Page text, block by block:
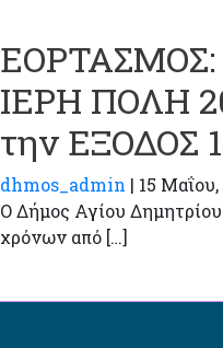
ΙΕΡΗ ΠΟΛΗ
την ΕΞΟΔΟΣ
dhmos_admin | 15 Μαΐου,
Ο Δήμος Αγίου
χρόνων από […]